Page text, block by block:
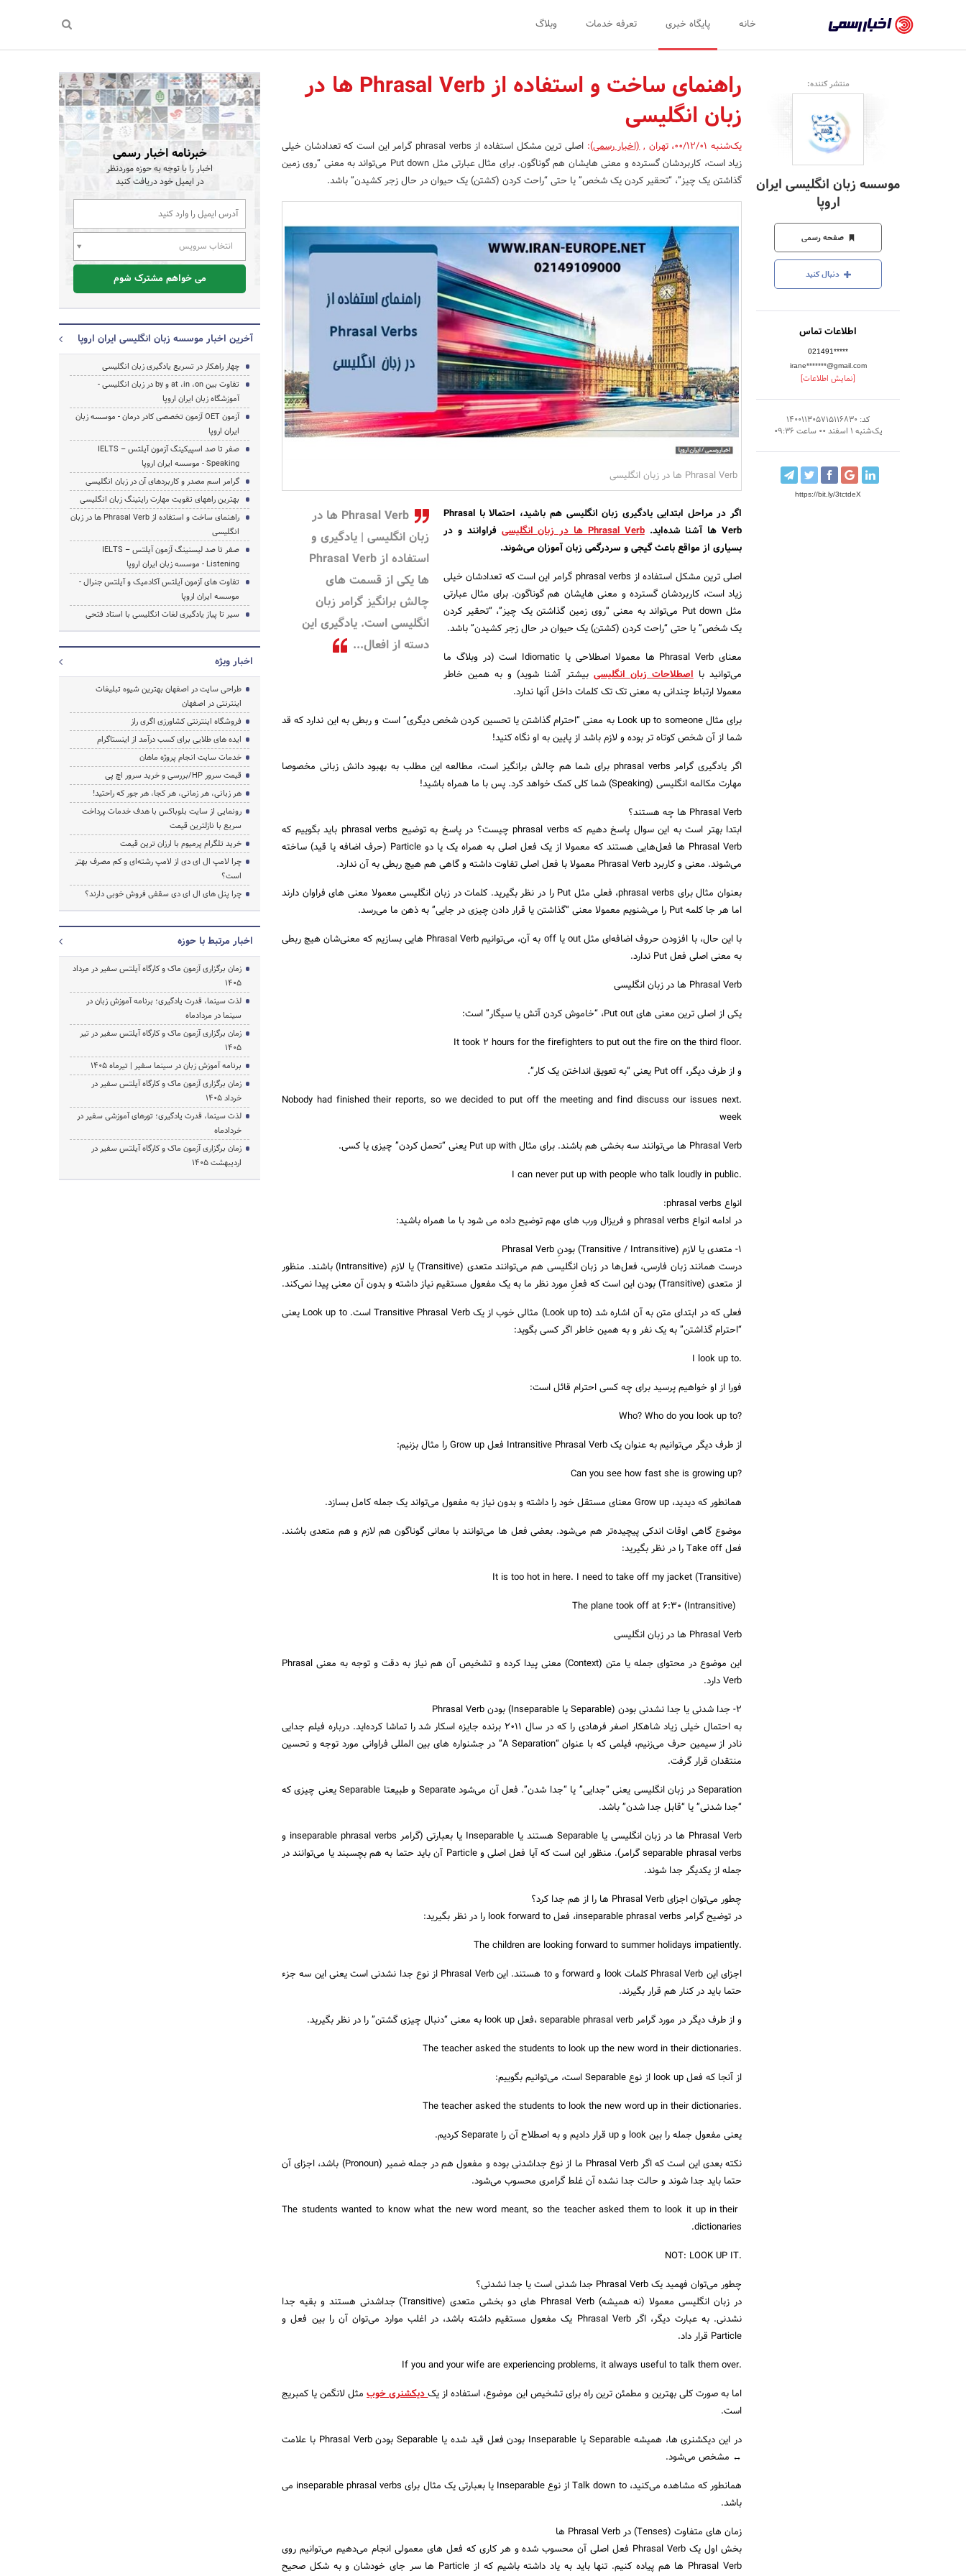
رسمی
-
اخبار
تایید
شده
شرکت‌ها،
سازمان‌ها
و
روابط
عمومی‌ها
خانه پایگاه خبری تعرفه خدمات وبلاگ
منتشر کننده:
موسسه زبان انگلیسی ایران
اروپا
صفحه رسمی
دنبال کنید
اطلاعات تماس
021491*****
irane*******@gmail.com
[نمایش اطلاعات]
کد: 140011305715116830
یک‌شنبه 1 اسفند 00 ساعت 09:36
https://bit.ly/3tctdeX
راهنمای ساخت و استفاده از Phrasal Verb ها در
زبان انگلیسی
یک‌شنبه 00/12/01 ،تهران ,(اخبار رسمی):
اصلی ترین مشکل استفاده از phrasal verbs گرامر این است که تعدادشان خیلی
زیاد است، کاربردشان گسترده و معنی هایشان هم گوناگون. برای مثال عبارتی مثل Put down می‌تواند به معنی “روی زمین
گذاشتن یک چیز”، “تحقیر کردن یک شخص” یا حتی “راحت کردن (کشتن) یک حیوان در حال زجر کشیدن” باشد.
Phrasal Verb ها در زبان انگلیسی
Phrasal Verb ها در
زبان انگلیسی | یادگیری و
استفاده از Phrasal Verb
ها یکی از قسمت های
چالش برانگیز گرامر زبان
انگلیسی است. یادگیری این
دسته از افعال...
اگر در مراحل ابتدایی یادگیری زبان انگلیسی هم باشید، احتمالا با Phrasal
Verb ها آشنا شده‌اید.
Phrasal Verb ها در زبان انگلیسی
فراوانند و در
بسیاری از مواقع باعث گیجی و سردرگمی زبان آموزان می‌شوند.
اصلی ترین مشکل استفاده از phrasal verbs گرامر این است که تعدادشان خیلی
زیاد است، کاربردشان گسترده و معنی هایشان هم گوناگون. برای مثال عبارتی
مثل Put down می‌تواند به معنی “روی زمین گذاشتن یک چیز”، “تحقیر کردن
یک شخص” یا حتی “راحت کردن (کشتن) یک حیوان در حال زجر کشیدن” باشد.
معنای Phrasal Verb ها معمولا اصطلاحی یا Idiomatic است (در وبلاگ ما
می‌توانید بااصطلاحات زبان انگلیسی بیشتر آشنا شوید) و به همین خاطر
معمولا ارتباط چندانی به معنی تک تک کلمات داخل آنها ندارد.
برای مثال Look up to someone به معنی “احترام گذاشتن یا تحسین کردن شخص دیگری” است و ربطی به این ندارد که قد
شما از آن شخص کوتاه تر بوده و لازم باشد از پایین به او نگاه کنید!
اگر یادگیری گرامر phrasal verbs برای شما هم چالش برانگیز است، مطالعه این مطلب به بهبود دانش زبانی مخصوصا
مهارت مکالمه انگلیسی (Speaking) شما کلی کمک خواهد کرد. پس با ما همراه باشید!
Phrasal Verb ها چه هستند؟
ابتدا بهتر است به این سوال پاسخ دهیم که phrasal verbs چیست؟ در پاسخ به توضیح phrasal verbs باید بگوییم که
Phrasal Verb ها فعل‌هایی هستند که معمولا از یک فعل اصلی به همراه یک یا دو Particle (حرف اضافه یا قید) ساخته
می‌شوند. معنی و کاربرد Phrasal Verb معمولا با فعل اصلی تفاوت داشته و گاهی هم هیچ ربطی به آن ندارد.
بعنوان مثال برای phrasal verbs، فعلی مثل Put را در نظر بگیرید. کلمات در زبان انگلیسی معمولا معنی های فراوان دارند
اما هر جا کلمه Put را می‌شنویم معمولا معنی “گذاشتن یا قرار دادن چیزی در جایی” به ذهن ما می‌رسد.
با این حال، با افزودن حروف اضافه‌ای مثل out یا off به آن، می‌توانیم Phrasal Verb هایی بسازیم که معنی‌شان هیچ ربطی
به معنی اصلی فعل Put ندارد.
Phrasal Verb ها در زبان انگلیسی
یکی از اصلی ترین معنی های Put out، “خاموش کردن آتش یا سیگار” است:
.It took 2 hours for the firefighters to put out the fire on the third floor
و از طرف دیگر، Put off یعنی “به تعویق انداختن یک کار”.
.Nobody had finished their reports, so we decided to put off the meeting and find discuss our issues next
week
Phrasal Verb ها می‌توانند سه بخشی هم باشند. برای مثال Put up with یعنی “تحمل کردن” چیزی یا کسی.
.I can never put up with people who talk loudly in public
انواع phrasal verbs:
در ادامه انواع phrasal verbs و فریزال ورب های مهم توضیح داده می شود با ما همراه باشید:
1- متعدی یا لازم (Transitive / Intransitive) بودنِ Phrasal Verb
درست همانند زبان فارسی، فعل‌ها در زبان انگلیسی هم می‌توانند متعدی (Transitive) یا لازم (Intransitive) باشند. منظور
از متعدی (Transitive) بودن این است که فعلِ مورد نظر ما به یک مفعول مستقیم نیاز داشته و بدون آن معنی پیدا نمی‌کند.
فعلی که در ابتدای متن به آن اشاره شد (Look up to) مثالی خوب از یک Transitive Phrasal Verb است. Look up to یعنی
“احترام گذاشتن” به یک نفر و به همین خاطر اگر کسی بگوید:
.I look up to
فورا از او خواهیم پرسید برای چه کسی احترام قائل است:
?Who? Who do you look up to
از طرف دیگر می‌توانیم به عنوان یک Intransitive Phrasal Verb فعل Grow up را مثال بزنیم:
?Can you see how fast she is growing up
همانطور که دیدید، Grow up معنای مستقل خود را داشته و بدون نیاز به مفعول می‌تواند یک جمله کامل بسازد.
موضوع گاهی اوقات اندکی پیچیده‌تر هم می‌شود. بعضی فعل ها می‌توانند با معانی گوناگون هم لازم و هم متعدی باشند.
فعل Take off را در نظر بگیرید:
(It is too hot in here. I need to take off my jacket (Transitive
(The plane took off at 6:30 (Intransitive
Phrasal Verb ها در زبان انگلیسی
این موضوع در محتوای جمله یا متن (Context) معنی پیدا کرده و تشخیص آن هم نیاز به دقت و توجه به معنی Phrasal
Verb دارد.
2- جدا شدنی یا جدا نشدنی بودن (Separable یا Inseparable) بودن Phrasal Verb
به احتمال خیلی زیاد شاهکار اصغر فرهادی را که در سال 2011 برنده جایزه اسکار شد را تماشا کرده‌اید. درباره فیلم جدایی
نادر از سیمین حرف می‌زنیم، فیلمی که با عنوان “A Separation” در جشنواره های بین المللی فراوانی مورد توجه و تحسین
منتقدان قرار گرفت.
Separation در زبان انگلیسی یعنی “جدایی” یا “جدا شدن”. فعل آن می‌شود Separate و طبیعتا Separable یعنی چیزی که
“جدا شدنی” یا “قابل جدا شدن” باشد.
Phrasal Verb ها در زبان انگلیسی یا Separable هستند یا Inseparable یا بعبارتی (گرامر inseparable phrasal verbs و
separable phrasal verbs گرامر). منظور این است که آیا فعل اصلی و Particle آن باید حتما به هم بچسبند یا می‌توانند در
جمله از یکدیگر جدا شوند.
چطور می‌توان اجزای Phrasal Verb ها را از هم جدا کرد؟
در توضیح گرامر inseparable phrasal verbs، فعل look forward to را در نظر بگیرید:
.The children are looking forward to summer holidays impatiently
اجزای این Phrasal Verb کلمات look و forward و to هستند. این Phrasal Verb از نوع جدا نشدنی است یعنی این سه جزء
حتما باید در کنار هم قرار بگیرند.
و از طرف دیگر در مورد گرامر separable phrasal verb ،فعل look up به معنی “دنبال چیزی گشتن” را در نظر بگیرید.
.The teacher asked the students to look up the new word in their dictionaries
از آنجا که فعل look up از نوع Separable است، می‌توانیم بگوییم:
.The teacher asked the students to look the new word up in their dictionaries
یعنی مفعول جمله را بین look و up قرار دادیم و به اصطلاح آن را Separate کردیم.
نکته بعدی این است که اگر Phrasal Verb ما از نوع جداشدنی بوده و مفعول هم در جمله ضمیر (Pronoun) باشد، اجزای آن
حتما باید جدا شوند و حالت جدا نشده آن غلط گرامری محسوب می‌‌شود.
The students wanted to know what the new word meant, so the teacher asked them to look it up in their
dictionaries.
.NOT: LOOK UP IT
چطور می‌توان فهمید یک Phrasal Verb جدا شدنی است یا جدا نشدنی؟
در زبان انگلیسی معمولا (نه همیشه) Phrasal Verb های دو بخشی متعدی (Transitive) جداشدنی هستند و بقیه جدا
نشدنی. به عبارت دیگر، اگر Phrasal Verb یک مفعول مستقیم داشته باشد، در اغلب موارد می‌توان آن را بین فعل و
Particle قرار داد.
.If you and your wife are experiencing problems, it always useful to talk them over
اما به صورت کلی بهترین و مطمئن ترین راه برای تشخیص این موضوع، استفاده از یکدیکشنری خوبمثل لانگمن یا کمبریج
است.
در این دیکشنری ها، همیشه Separable یا Inseparable بودن فعل قید شده یا Separable بودن Phrasal Verb با علامت
↔ مشخص می‌شود.
همانطور که مشاهده می‌کنید، Talk down to از نوع Inseparable یا بعبارتی یک مثال برای inseparable phrasal verbs می
باشد.
زمان های متفاوت (Tenses) در Phrasal Verb ها
بخش اول یک Phrasal Verb فعل اصلی آن محسوب شده و هر کاری که فعل های معمولی انجام می‌دهیم می‌توانیم روی
Phrasal Verb ها هم پیاده کنیم. تنها باید به یاد داشته باشیم که از Particle ها سر جای خودشان و به شکل صحیح
خبرنامه اخبار رسمی
اخبار را با توجه به حوزه موردنظر
در ایمیل خود دریافت کنید
انتخاب سرویس
می خواهم مشترک شوم
آخرین اخبار موسسه زبان انگلیسی ایران اروپا
چهار راهکار در تسریع یادگیری زبان انگلیسی
تفاوت بین at ،in ،on و by در زبان انگلیسی -
آموزشگاه زبان ایران اروپا
آزمون OET آزمون تخصصی کادر درمان - موسسه زبان
ایران اروپا
صفر تا صد اسپیکینگ آزمون آیلتس – IELTS
Speaking - موسسه ایران اروپا
گرامر اسم مصدر و کاربردهای آن در زبان انگلیسی
بهترین راههای تقویت مهارت رایتینگ زبان انگلیسی
راهنمای ساخت و استفاده از Phrasal Verb ها در زبان
انگلیسی
صفر تا صد لیسنینگ آزمون آیلتس – IELTS
Listening - موسسه زبان ایران اروپا
تفاوت های آزمون آیلتس آکادمیک و آیلتس جنرال -
موسسه ایران اروپا
سیر تا پیاز یادگیری لغات انگلیسی با استاد فتحی
اخبار ویژه
طراحی سایت در اصفهان بهترین شیوه تبلیغات
اینترنتی در اصفهان
فروشگاه اینترنتی کشاورزی اگری راز
ایده های طلایی برای کسب درآمد از اینستاگرام
خدمات سایت انجام پروژه ماهان
قیمت سرور HP/بررسی و خرید سرور اچ پی
هر زبانی، هر زمانی، هر کجا، هر جور که راحتید!
رونمایی از سایت بلوباکس با هدف خدمات پرداخت
سریع با نازلترین قیمت
خرید تلگرام پرمیوم با ارزان ترین قیمت
چرا لامپ ال ای دی از لامپ رشته‌ای و کم مصرف بهتر
است؟
چرا پنل های ال ای دی سقفی فروش خوبی دارند؟
اخبار مرتبط با حوزه
زمان برگزاری آزمون ماک و کارگاه آیلتس سفیر در مرداد
1405
لذت سینما، قدرت یادگیری؛ برنامه آموزش زبان در
سینما در مردادماه
زمان برگزاری آزمون ماک و کارگاه آیلتس سفیر در تیر
1405
برنامه آموزش زبان در سینما سفیر | تیرماه ۱۴۰۵
زمان برگزاری آزمون ماک و کارگاه آیلتس سفیر در
خرداد 1405
لذت سینما، قدرت یادگیری؛ تورهای آموزشی سفیر در
خردادماه
زمان برگزاری آزمون ماک و کارگاه آیلتس سفیر در
اردیبهشت 1405